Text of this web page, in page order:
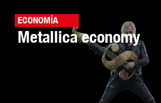
ECONOMÍA
Metallica economy